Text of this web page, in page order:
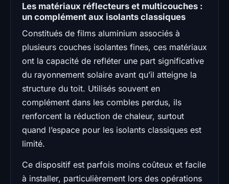
Les matériaux réflecteurs et multicouches :
un complément aux isolants classiques
Constitués de films aluminium associés à
plusieurs couches isolantes fines, ces matériaux
ont la capacité de refléter une part significative
du rayonnement solaire avant qu’il atteigne la
structure du toit. Utilisés souvent en
complément dans les combles perdus, ils
renforcent la réduction de chaleur, surtout
quand l’espace pour les isolants classiques est
limité.
Ce dispositif est parfois moins coûteux et facile
à installer, particulièrement lors des opérations